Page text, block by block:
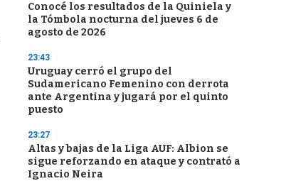
Conocé los resultados de la Quiniela y
la Tómbola nocturna del jueves 6 de
agosto de 2026
23:43
Uruguay cerró el grupo del
Sudamericano Femenino con derrota
ante Argentina y jugará por el quinto
puesto
23:27
Altas y bajas de la Liga AUF: Albion se
sigue reforzando en ataque y contrató a
Ignacio Neira